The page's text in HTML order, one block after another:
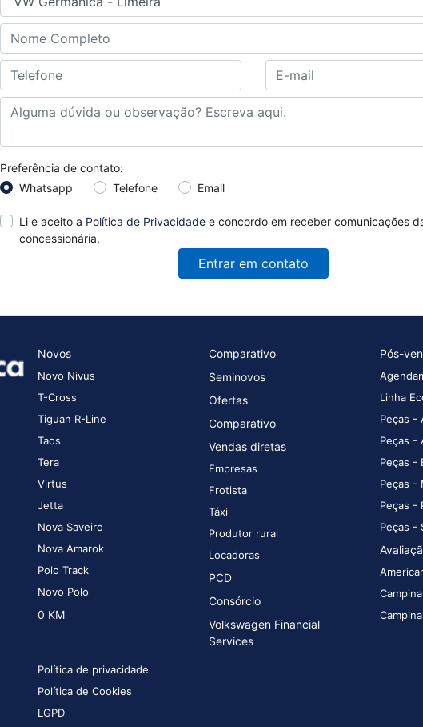
Preferência de contato:
Whatsapp
Telefone Email
Li e aceito a Política de Privacidadee concordo em receber comunicações
concessionária.
Entrar em contato
Novos
Novo Nivus
T-Cross
Tiguan R-Line
Taos
Tera
Virtus
Jetta
Nova Saveiro
Nova Amarok
Polo Track
Novo Polo
0 KM
Comparativo
Seminovos
Ofertas
Comparativo
Vendas diretas
Empresas
Frotista
Táxi
Produtor rural
Locadoras
PCD
Consórcio
Volkswagen Financial
Services
Pós-
Linha
Peças -
Peças -
Peças -
Peças -
Peças -
Peças -
Política de privacidade
Política de Cookies
LGPD